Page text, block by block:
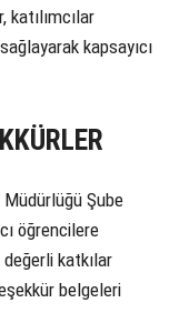
kapsayıcı
Şube
öğrencilere
katkılar
belgeleri